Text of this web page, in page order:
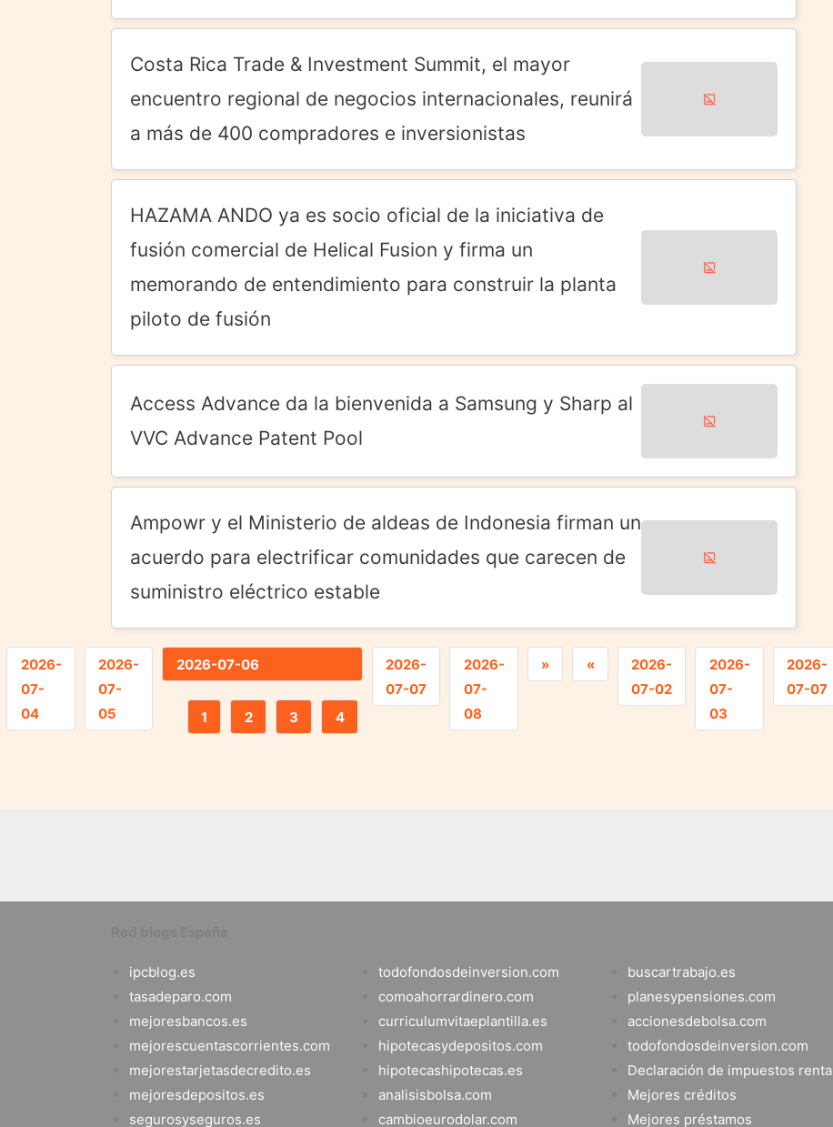
Costa Rica Trade & Investment Summit, el mayor
encuentro regional de negocios internacionales, reunirá
a más de 400 compradores e inversionistas
HAZAMA ANDO ya es socio oficial de la iniciativa de
fusión comercial de Helical Fusion y firma un
memorando de entendimiento para construir la planta
piloto de fusión
Access Advance da la bienvenida a Samsung y Sharp al
VVC Advance Patent Pool
Ampowr y el Ministerio de aldeas de Indonesia firman un
acuerdo para electrificar comunidades que carecen de
suministro eléctrico estable
2026-
07-
04
2026-
07-
05
2026-07-06
1 2 3 4
2026-
07-07
2026-
07-
08
» «
2026-
07-02
2026-
07-
03
2026-
07-07
ipcblog.es
tasadeparo.com
mejoresbancos.es
mejorescuentascorrientes.com
mejorestarjetasdecredito.es
mejoresdepositos.es
segurosyseguros.es
todofondosdeinversion.com
comoahorrardinero.com
curriculumvitaeplantilla.es
hipotecasydepositos.com
hipotecashipotecas.es
analisisbolsa.com
cambioeurodolar.com
buscartrabajo.es
planesypensiones.com
accionesdebolsa.com
todofondosdeinversion.com
Declaración de impuestos renta
Mejores créditos
Mejores préstamos